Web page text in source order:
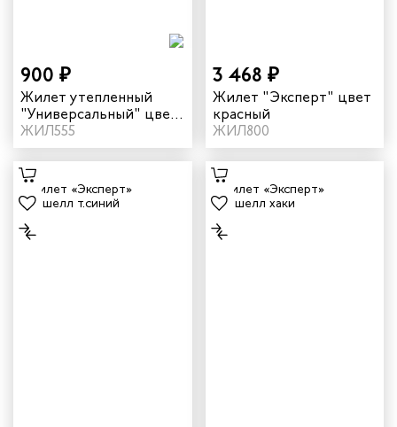
900 ₽
Жилет утепленный
"Универсальный" цвет
черный/василек
ЖИЛ555
3 468 ₽
Жилет "Эксперт" цвет
красный
ЖИЛ800